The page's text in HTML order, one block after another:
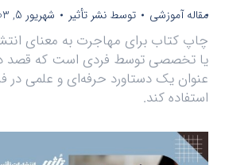
مقاله آموزشی توسط نشر تأثیر شهریور 5, 1403
چاپ کتاب برای مهاجرت به معنای
یا تخصصی توسط فردی است که قصد
عنوان یک دستاورد حرفه‌ای و علمی در
استفاده کند.